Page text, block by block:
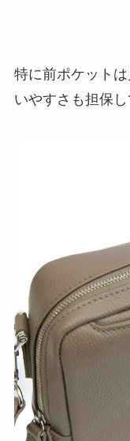
特に前ポケット
いやすさも担保し